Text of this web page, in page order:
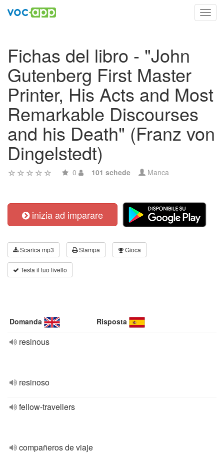
Fichas del libro - "John
Gutenberg First Master
Printer, His Acts and Most
Remarkable Discourses
and his Death" (Franz von
Dingelstedt)
0 101 schede Manca
inizia ad imparare
Scarica mp3 Stampa Gioca
Testa il tuo livello
Domanda Risposta
resinous
resinoso
fellow-travellers
compañeros de viaje